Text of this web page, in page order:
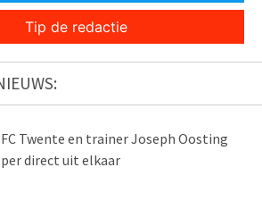
Tip de redactie
FC Twente en trainer Joseph Oosting
per direct uit elkaar